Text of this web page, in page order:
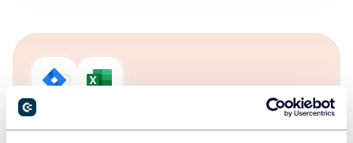
Zakhar Yung